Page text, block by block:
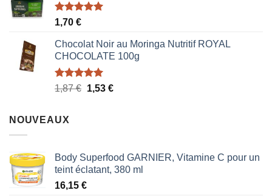
était :
Note5.00
1,70 €
Chocolat Noir au Moringa Nutritif ROYAL
CHOCOLATE 100g
Note5.00
1,87€ Le
1,53 €Le
NOUVEAUX
Body Superfood GARNIER, Vitamine C pour un
teint éclatant, 380 ml
16,15 €